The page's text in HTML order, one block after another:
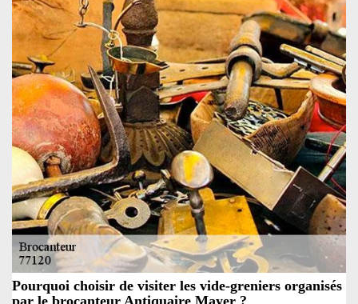
Pourquoi choisir de visiter les vide-greniers organisés
par le brocanteur Antiquaire Mayer ?